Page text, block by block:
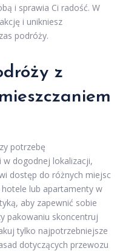
i sprawia Ci radość. W
i unikniesz
podróży.
z
potrzebę
w dogodnej lokalizacji,
dostęp do różnych miejsc
lub apartamenty w
aby zapewnić sobie
pakowaniu skoncentruj
tylko najpotrzebniejsze
dotyczących przewozu